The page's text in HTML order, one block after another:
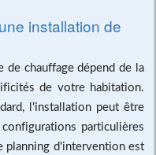
installation de
de chauffage dépend de la
de votre habitation.
l'installation peut être
particulières
planning d'intervention est